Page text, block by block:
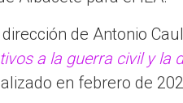
de Antonio
a la guerra civil y
en febrero de